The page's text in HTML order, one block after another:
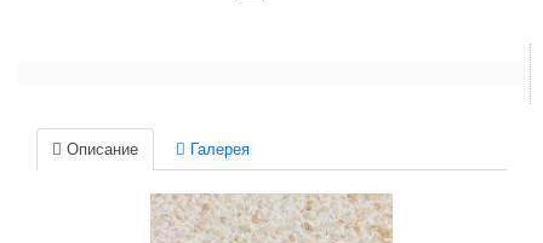
Описание Галерея